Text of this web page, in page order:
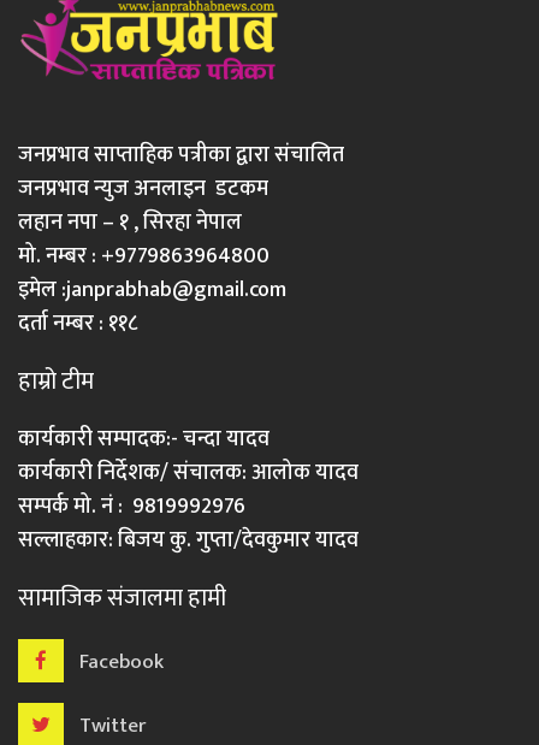
जनप्रभाव साप्ताहिक पत्रीका द्वारा संचालित
जनप्रभाव न्युज अनलाइन डटकम
लहान नपा – १ , सिरहा नेपाल
मो. नम्बर : +9779863964800
इमेल :janprabhab@gmail.com
दर्ता नम्बर : ११८
हाम्रो टीम
कार्यकारी सम्पादक:- चन्दा यादव
कार्यकारी निर्देशक/ संचालक: आलोक यादव
सम्पर्क मो. नं : 9819992976
सल्लाहकार: बिजय कु. गुप्ता/देवकुमार यादव
सामाजिक संजालमा हामी
Facebook
Twitter